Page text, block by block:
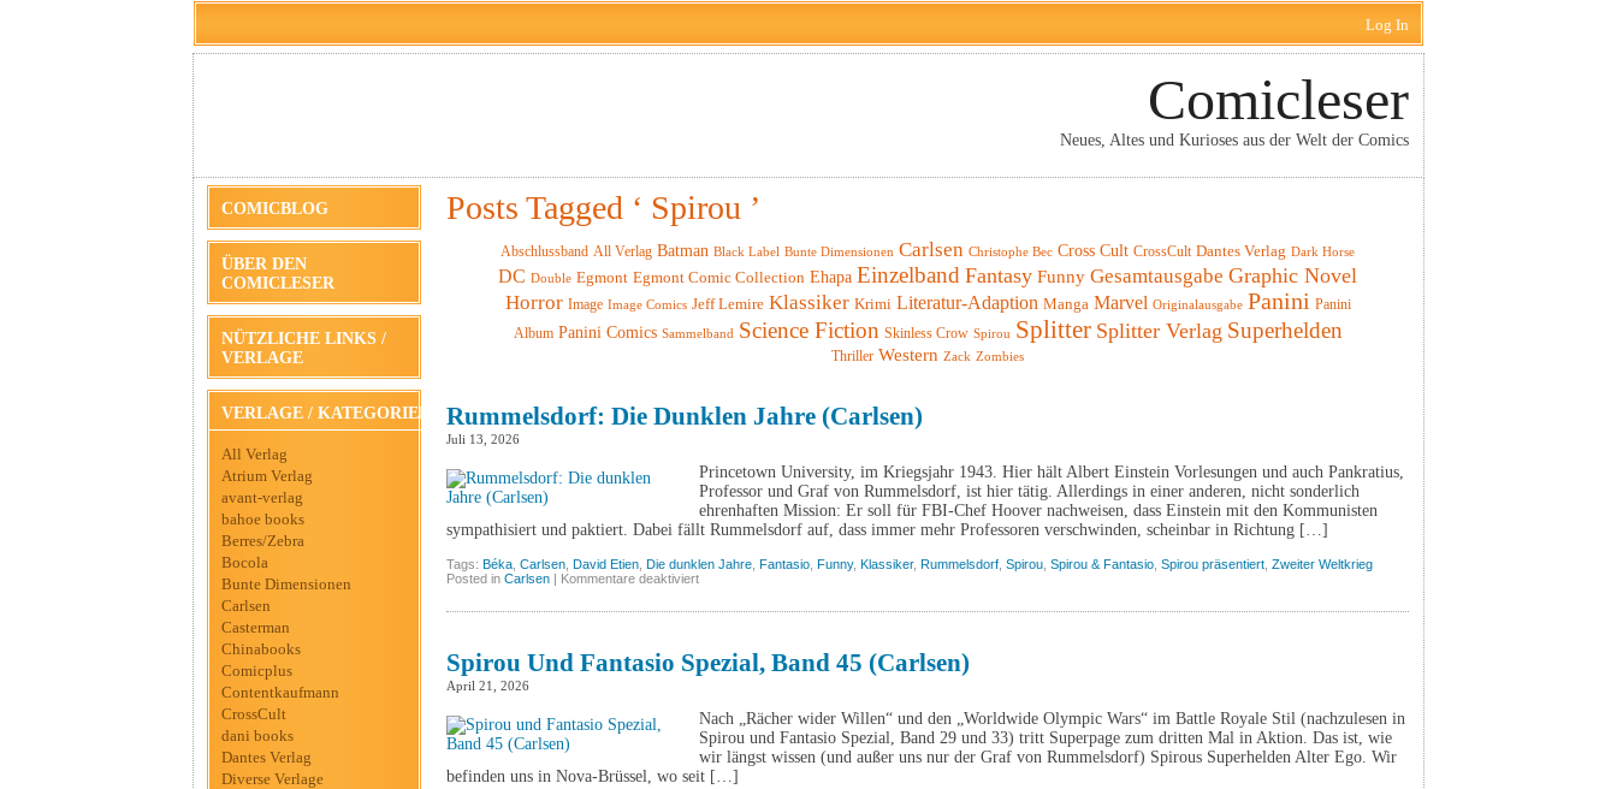
Log In
Comicleser
Neues, Altes und Kurioses aus der Welt der Comics
COMICBLOG
ÜBER DEN
COMICLESER
NÜTZLICHE LINKS /
VERLAGE
VERLAGE / KATEGORIEN
All Verlag
Atrium Verlag
avant-verlag
bahoe books
Berres/Zebra
Bocola
Bunte Dimensionen
Carlsen
Casterman
Chinabooks
Comicplus
Contentkaufmann
CrossCult
dani books
Dantes Verlag
Diverse Verlage
Posts Tagged ‘ Spirou ’
Abschlussband All Verlag Batman Black Label Bunte Dimensionen Carlsen Christophe Bec Cross Cult CrossCult Dantes Verlag Dark Horse
DC Double Egmont Egmont Comic Collection Ehapa Einzelband Fantasy Funny Gesamtausgabe Graphic Novel
Horror Image Image Comics Jeff Lemire Klassiker Krimi Literatur-Adaption Manga Marvel Originalausgabe Panini Panini
Album Panini Comics Sammelband Science Fiction Skinless Crow Spirou Splitter Splitter Verlag Superhelden
Thriller Western Zack Zombies
Rummelsdorf: Die Dunklen Jahre (Carlsen)
Juli 13, 2026
Princetown University, im Kriegsjahr 1943. Hier hält Albert Einstein Vorlesungen und auch Pankratius,
Professor und Graf von Rummelsdorf, ist hier tätig. Allerdings in einer anderen, nicht sonderlich
ehrenhaften Mission: Er soll für FBI-Chef Hoover nachweisen, dass Einstein mit den Kommunisten
sympathisiert und paktiert. Dabei fällt Rummelsdorf auf, dass immer mehr Professoren verschwinden, scheinbar in Richtung […]
Tags: Béka Carlsen David Etien Die dunklen Jahre Fantasio Funny, Klassiker, Rummelsdorf Spirou Spirou & Fantasio Spirou präsentiert Zweiter Weltkrieg
Posted in Carlsen | Kommentare deaktiviertfür
Spirou Und Fantasio Spezial, Band 45 (Carlsen)
April 21, 2026
Nach „Rächer wider Willen“ und den „Worldwide Olympic Wars“ im Battle Royale Stil (nachzulesen in
Spirou und Fantasio Spezial, Band 29 und 33) tritt Superpage zum dritten Mal in Aktion. Das ist, wie
wir längst wissen (und außer uns nur der Graf von Rummelsdorf) Spirous Superhelden Alter Ego. Wir
befinden uns in Nova-Brüssel, wo seit […]